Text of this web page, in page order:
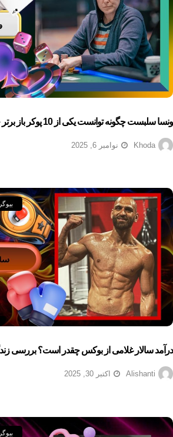
ونسا سلبست چگونه توانست یکی از 10 پوکر باز برتر جهان شود؟
Khoda نوامبر 6, 2025
درآمد سالار غلامی از بوکس چقدر است؟ بررسی
Alishanti اکتبر 30, 2025